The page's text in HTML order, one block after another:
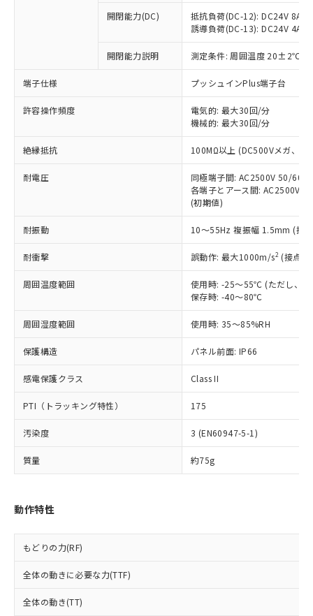
開閉能力(DC)
抵抗負荷(DC-12): DC24V 8A/
誘導負荷(DC-13): DC24V 4A/
開閉能力説明 測定条件: 周囲温度 20±2℃、
端子仕様 プッシュインPlus端子台
許容操作頻度
電気的: 最大30回/分
機械的: 最大30回/分
絶縁抵抗 100MΩ以上 (DC500Vメガ、点
耐電圧
同極端子間: AC2500V 50/
各端子とアース間: AC2500V
(初期値)
耐振動 10～55Hz 複振幅 1.5mm (接
耐衝撃 誤動作: 最大1000m/s2 (接点
周囲温度範囲
使用時: -25～55℃ (ただし、氷
保存時: -40～80℃
周囲湿度範囲 使用時: 35～85%RH
保護構造 パネル前面: IP66
感電保護クラス Class II
PTI（トラッキング特性） 175
汚染度 3 (EN60947-5-1)
質量 約75g
動作特性
もどりの力(RF)
全体の動きに必要な力(TTF)
全体の動き(TT)
本サービスは、当社制御機器事業取扱
商品の当社在庫状況および標準価格
(税抜)を提供させていただくもので
当社制御機器事業取扱商品の中には、
本サービスの対象外となる商品もある
ことをご了承ください。
在庫状況および標準価格照会結果は、
記載している更新日時点での社内デー
タに基づき作成されるものであり、閲
覧された時点での実際の在庫および標
準価格とは異なる場合があることをご
正式な納期状況および標準価格はお客
様のお取引先、またはお客様担当のオ
ムロン制御機器販売店・当社販売員に
オムロン制御機器販売店や当社販売拠
在庫状況および標準価格結果を当社の
事前の承諾なく第三者に漏洩または開
示しないようお願いします。
マイパーツ機能（部品リスト作成サー
ビス）をご利用いただくには、I-Web
メンバーズにご登録されている必要が
お客様が当ウェブサイト上で当社にご
登録された部品リストについて、当社
および当社の共同利用者が、当社の製
引・商談に必要な範囲で利用すること
調査・確認中：EU RoHS指令（10物質）の
非含有の対応状況を調査中または確認中の
非該当品：ライセンス料など無形物で、有
害物質有無と関係のない商品です。
仕入先様の事情により、非含有部品として
いたものが、含有品と判明した場合などや
むを得ず変更することがあります。
鉛(Pb) 1000ppm以下、 水銀(Hg) 1000ppm以下、 カド
ミウム(Cd) 100ppm以下、
類(PBB) 1000ppm以下、ポリ臭化ジフェニルエーテル類
(PBDE) 1000ppm以下、フタル酸ビス(2-エチルヘキシ
ル) (DEHP)(別名：DOP) 1000ppm以下、フタル酸ブチ
ルベンジル（BBP） 1000ppm以下、フタル酸ジブチル
但し、RoHS指令で産業用監視および制御機器に対する
フタル酸エステル類の４物質については閾値を超える意
図的な使用がないことを確認しています。
月が前後することがあります。
※3 非含有証明書ダウンロード
下記の非含有証明書をダウンロードするこ
るもので、過去に遡って非含有を証明する
ものではありません。
物質の対応では、対応完了までの期間は出
欄に対応日を記載しておりました。
※1 中国RoHS○×表
「○」：最大均質材料含有率が中国RoHSの
基準値以下であることを示します。
「×」：最大均質材料含有率が中国RoHSの
基準値を超えていることを示します。
「－」：未確認です。当社販売部門へお問
*中国RoHS10物質の基準値 (GB/T26572)：
Cr(Ⅵ)(六価クロム) : 1000ppm、 PBBs(ポリ臭化ビフェ
ニル類) : 1000ppm、 PBDEs(ポリ臭化ジフェニルエーテ
DEHP(フタル酸ビス(2-エチルヘキシル)) : 1000ppm
※2 環境保護使用期限
「ｅ」：有害物質（10物質）のすべてが基
準値以下であることを示します。
質が外部に漏えいし、環境に深刻な影響を
及ぼさない年数を意味します。
「－」：未確認です。当社販売部門へお問
い合わせください。
当社は、これら貴社製品のうち、外国
為替および外国貿易法に定める商品
（以下｢規制貨物等」という）を輸出
または国外への提供する場合は、日本
国政府の輸出許可(または役務取引許
当社は規制貨物を破棄する場合は、完
全に破砕するなど、違法に輸出されな
いよう必要な手段を講じます。
当社は貴社製品を、核兵器、ミサイ
ル、化学兵器、生物兵器またはその他
武器並びにこれらの製造装置等に一切
当社は、貴社製品を第三者に販売する
該第三者に通知します。また当社は、
販売先および販売に係わる関係者が違
法に輸出するおそれがある場合は、取
り引きをいたしません。
キャンセル
一定数以上の在庫あり
一定数には満たないが在庫あり
在庫なし(最新の在庫状況につ
いては、お客様のお取引先、ま
たはお客様担当のオムロン制御
機器販売店・当社販売員にご確
受注生産機種、また在庫状況の
情報を公開していない機種